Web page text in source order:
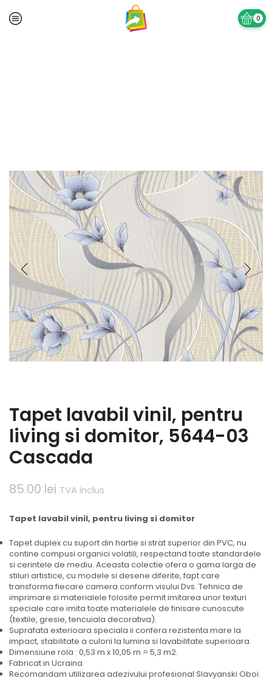
0
Tapet lavabil vinil, pentru
living si domitor, 5644-03
Cascada
85.00 lei TVA inclus
Tapet lavabil vinil, pentru living si domitor
Tapet duplex cu suport din hartie si strat superior din PVC, nu
contine compusi organici volatili, respectand toate standardele
si cerintele de mediu. Aceasta colectie ofera o gama larga de
stiluri artistice, cu modele si desene diferite, fapt care
transforma fiecare camera conform visului Dvs. Tehnica de
imprimare si materialele folosite permit imitarea unor texturi
speciale care imita toate materialele de finisare cunoscute
(textile, gresie, tencuiala decorativa).
Suprafata exterioara speciala ii confera rezistenta mare la
impact, stabilitate a culorii la lumina si lavabilitate superioara.
Dimensiune rola : 0,53 m x 10,05 m = 5,3 m2.
Fabricat in Ucraina.
Recomandam utilizarea adezivului profesional Slavyanski Oboi.